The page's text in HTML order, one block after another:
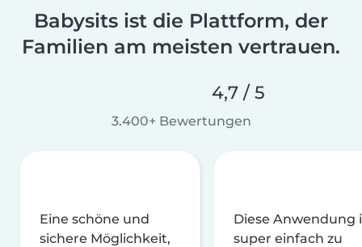
Babysits ist die Plattform, der
Familien am meisten vertrauen.
4,7 / 5
3.400+ Bewertungen
Eine schöne und
sichere Möglichkeit,
Diese Anwendung
super einfach zu